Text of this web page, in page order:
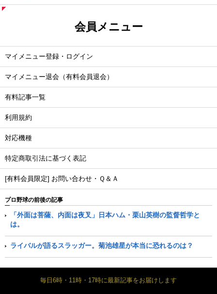
会員メニュー
マイメニュー登録・ログイン
マイメニュー退会（有料会員退会）
有料記事一覧
利用規約
対応機種
特定商取引法に基づく表記
[有料会員限定] お問い合わせ・Ｑ＆Ａ
プロ野球の前後の記事
「外面は菩薩、内面は夜叉」日本ハム・栗山英樹の監督哲学と
は。
ライバルが語るスラッガー。菊池雄星が本当に恐れるのは？
毎日6時・11時・17時に最新記事をお届けします